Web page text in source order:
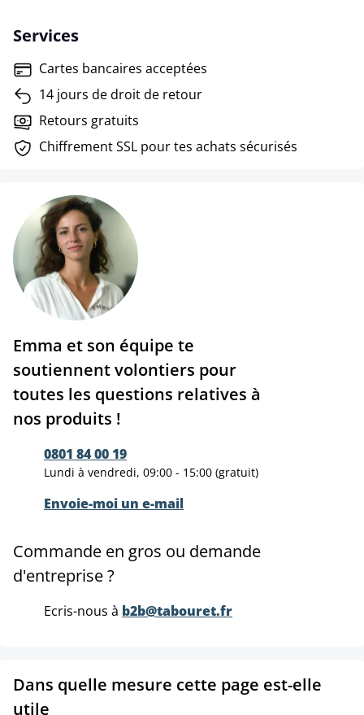
Services
Cartes bancaires acceptées
14 jours de droit de retour
Retours gratuits
Chiffrement SSL pour tes achats sécurisés
Emma et son équipe te
soutiennent volontiers pour
toutes les questions relatives à
nos produits !
0801 84 00 19
Lundi à vendredi, 09:00 - 15:00 (gratuit)
Envoie-moi un e-mail
Commande en gros ou demande
d'entreprise ?
Ecris-nous à b2b@tabouret.fr
Dans quelle mesure cette page est-elle
utile